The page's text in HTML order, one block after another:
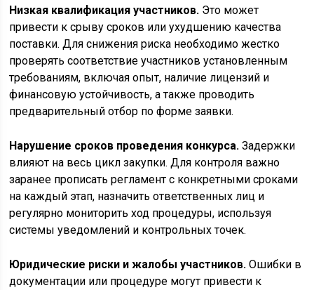
Низкая квалификация участников. Это может
привести к срыву сроков или ухудшению качества
поставки. Для снижения риска необходимо жестко
проверять соответствие участников установленным
требованиям, включая опыт, наличие лицензий и
финансовую устойчивость, а также проводить
предварительный отбор по форме заявки.
Нарушение сроков проведения конкурса. Задержки
влияют на весь цикл закупки. Для контроля важно
заранее прописать регламент с конкретными сроками
на каждый этап, назначить ответственных лиц и
регулярно мониторить ход процедуры, используя
системы уведомлений и контрольных точек.
Юридические риски и жалобы участников. Ошибки в
документации или процедуре могут привести к